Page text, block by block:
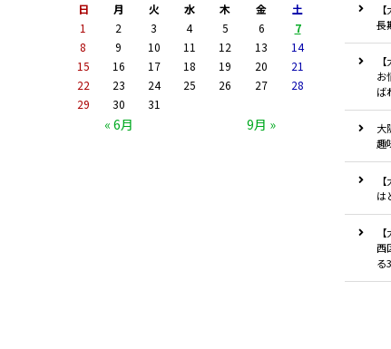
日 月 火 水 木 金 土
« 6月 9月 »
1 2 3 4 5 6
7
8
9 10 11 12 13
14
15
16 17 18 19 20
21
22
23 24 25 26 27
28
29
30 31
長
お
ば
大
趣
は
西
る